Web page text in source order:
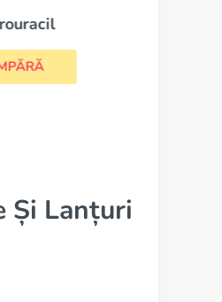
Și Lanțuri